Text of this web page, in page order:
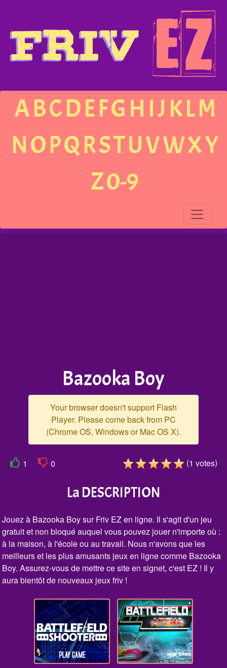
ABCDEFGH IJ KLM
NOPQRSTUVWXY
Z0-9
Bazooka Boy
Your browser doesn't support Flash
Player. Please come back from PC
(Chrome OS, Windows or Mac OS X).
1 0 (1 votes)
La DESCRIPTION
Jouez à Bazooka Boy sur Friv EZ en ligne. Il s'agit d'un jeu
gratuit et non bloqué auquel vous pouvez jouer n'importe où :
à la maison, à l'école ou au travail. Nous n'avons que les
meilleurs et les plus amusants jeux en ligne comme Bazooka
Boy. Assurez-vous de mettre ce site en signet, c'est EZ ! Il y
aura bientôt de nouveaux jeux friv !